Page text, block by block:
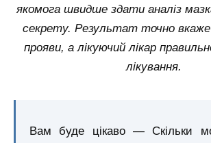
якомога швидше здати аналіз
секрету. Результат точно вкаже
прояви, а лікуючий лікар
лікування.
Вам буде цікаво — Скільки